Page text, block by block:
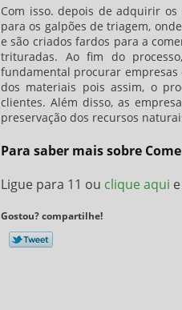
Com isso. depois de adquirir
para os galpões de triagem,
e são criados fardos para a
trituradas. Ao fim do
fundamental procurar empresas
dos materiais pois assim, o
clientes. Além disso, as
preservação dos recursos
Para saber mais sobre
Ligue para 11 ou clique aqui
Gostou? compartilhe!